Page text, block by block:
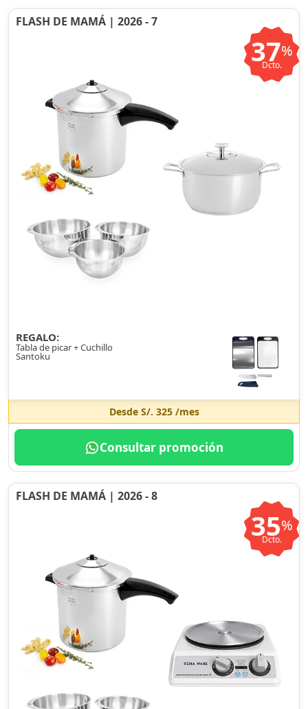
FLASH DE MAMÁ | 2026 - 7
37%
Dcto.
REGALO:
Tabla de picar + Cuchillo
Santoku
Desde S/. 325/mes
Consultar promoción
FLASH DE MAMÁ | 2026 - 8
35%
Dcto.